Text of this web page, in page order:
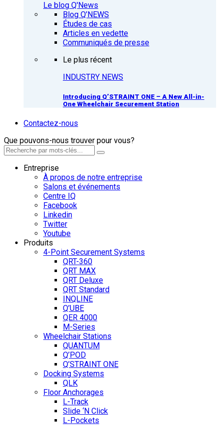
Le blog Q'News
Blog Q’NEWS
Études de cas
Articles en vedette
Communiqués de presse
Le plus récent
INDUSTRY NEWS
Introducing Q’STRAINT ONE – A New All-in-
One Wheelchair Securement Station
Contactez-nous
Que pouvons-nous trouver pour vous?
Entreprise
À propos de notre entreprise
Salons et événements
Centre IQ
Facebook
Linkedin
Twitter
Youtube
Produits
4-Point Securement Systems
QRT-360
QRT MAX
QRT Deluxe
QRT Standard
INQLINE
Q’UBE
QER 4000
M-Series
Wheelchair Stations
QUANTUM
Q’POD
Q’STRAINT ONE
Docking Systems
QLK
Floor Anchorages
L-Track
Slide ‘N Click
L-Pockets